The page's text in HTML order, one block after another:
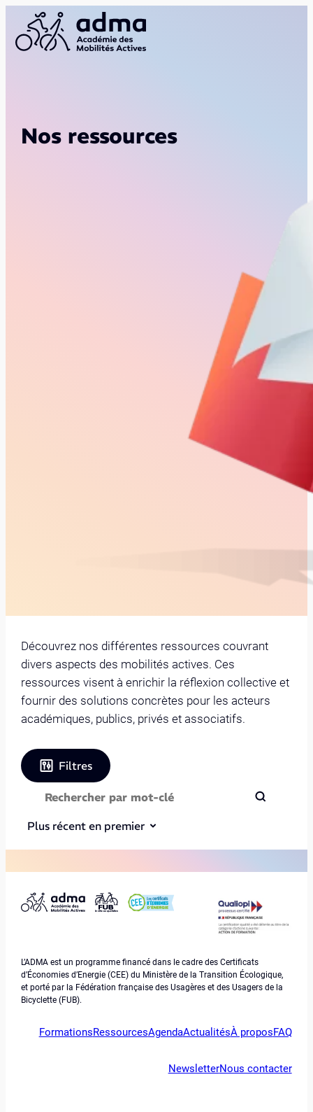
Nos ressources
Découvrez nos différentes ressources couvrant
divers aspects des mobilités actives. Ces
ressources visent à enrichir la réflexion collective et
fournir des solutions concrètes pour les acteurs
académiques, publics, privés et associatifs.
Filtres
Plus récent en premier
L’ADMA est un programme financé dans le cadre des Certificats
d’Économies d’Energie (CEE) du Ministère de la Transition Écologique,
et porté par la Fédération française des Usagères et des Usagers de la
Bicyclette (FUB).
FormationsRessourcesAgendaActualitésÀ proposFAQ
NewsletterNous contacter